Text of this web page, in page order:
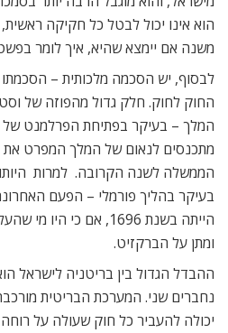
הוא אינו יכול לבטל כל חקיקה
משנה אם יימצא שהיא, איך לומר
לבסוף, יש הסכמה מלכותית –
החוק לחוק. חלק גדול מהפוזה של
המלך – בעיקר בפתיחת הפרלמנט
מתכנסים לנאום של המלך המפרט את
הממשלה לשנה הקרובה. למרות היותו
בעיקר בהליך פורמלי – הפעם
הייתה בשנת 1696, אם כי
ומתן על הברקזיט.
ההבדל הגדול בין בריטניה לישראל
נחברים שני. המערכת הבריטית
יכולה להעביר כל חוק שעולה על